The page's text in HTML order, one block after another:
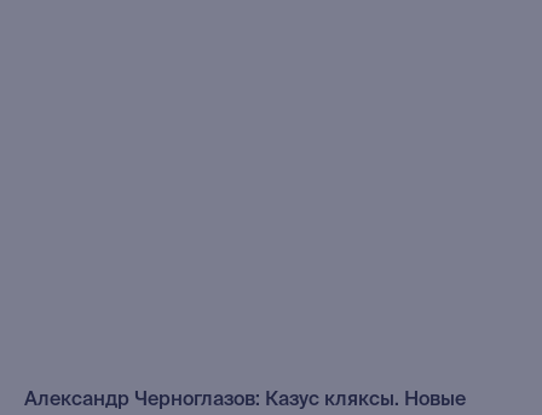
Александр Черноглазов: Казус кляксы. Новые